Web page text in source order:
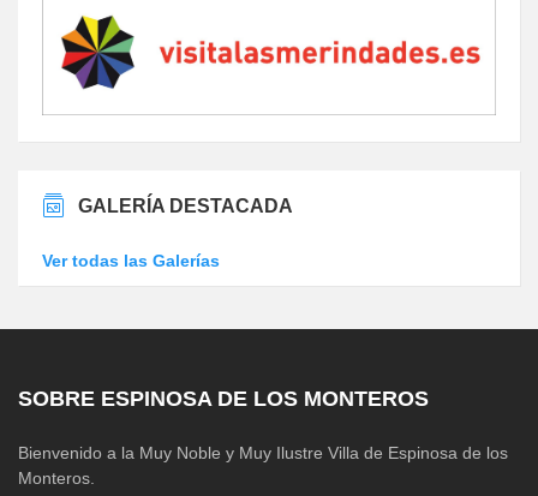
GALERÍA DESTACADA
Ver todas las Galerías
SOBRE ESPINOSA DE LOS MONTEROS
Bienvenido a la Muy Noble y Muy Ilustre Villa de Espinosa de los
Monteros.